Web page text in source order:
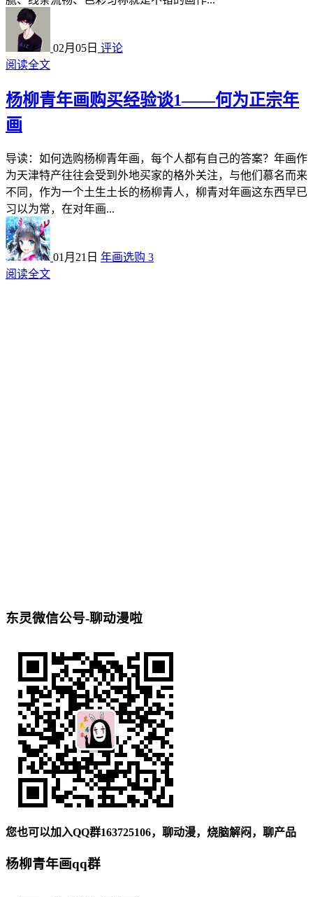
02月05日 评论
阅读全文
杨柳青年画购买经验谈1——何为正宗年
画
导读：如何选购杨柳青年画，每个人都有自己的答案？年画作
为天津特产往往会受到外地买家的格外关注，与他们慕名而来
不同，作为一个土生土长的杨柳青人，柳青对年画这东西早已
习以为常，在对年画...
01月21日 年画选购 3
阅读全文
东灵微信公号-聊动漫啦
您也可以加入QQ群163725106，聊动漫，烧脑解闷，聊产品
杨柳青年画qq群